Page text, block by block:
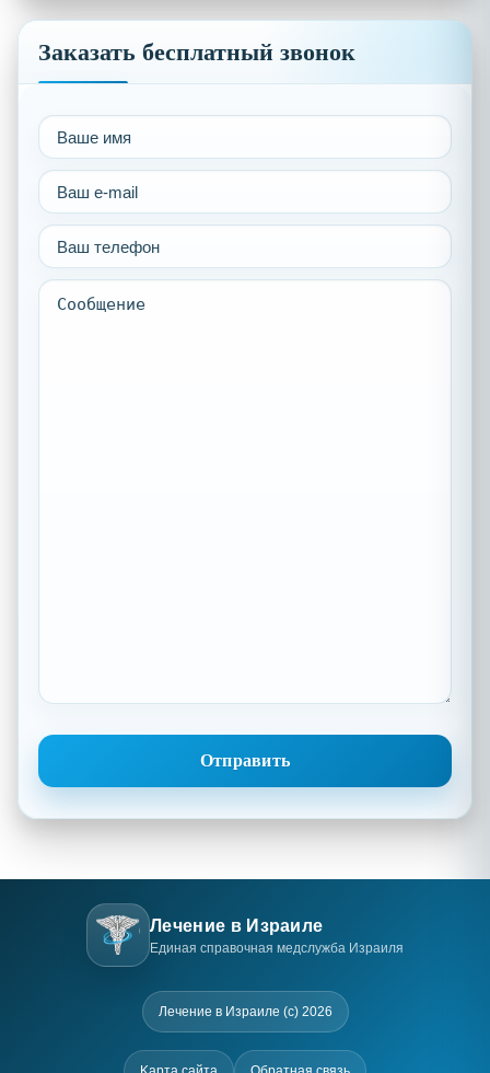
Заказать бесплатный звонок
Лечение в Израиле
Единая справочная медслужба Израиля
Лечение в Израиле (c) 2026